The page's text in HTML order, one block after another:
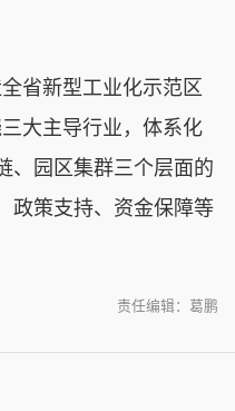
省新型工业化示范区
大主导行业，体系化
、园区集群三个层面的
政策支持、资金保障等
责任编辑：葛鹏